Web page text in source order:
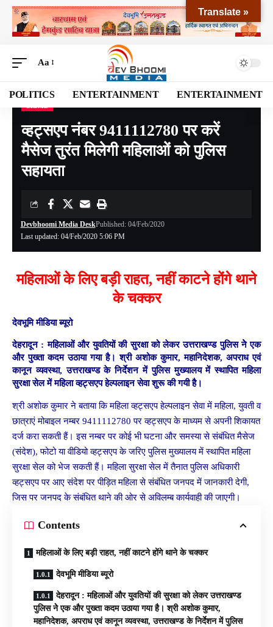
Aa
POLITICS ENTERTAINMENT ENTERTAINMENT
Devbhoomi Media>Blog>CRIME > व्हट्सएप नंबर 9411112780 पर करें मैसेज तुरंत मिलेगी महिलाओं को पुलिस सहायता
व्हट्सएप नंबर 9411112780 पर करें
मैसेज तुरंत मिलेगी महिलाओं को पुलिस
सहायता
Last updated: 04/Feb/2020 5:06 PM
Devbhoomi Media DeskPublished: 04/Feb/2020
महिलाओं के लिए बड़ी राहत, नहीं काटने होंगे थाने
के चक्कर
देवभूमि मीडिया ब्यूरो
देहरादून : महिलाओं और युवतियों की सुरक्षा को लेकर उत्तराखण्ड पुलिस नेे एक
और पुख्ता कदम उठाया गया है। श्री अशोक कुमार, महानिदेशक, अपराध एवं
कानून व्यवस्था, उत्तराखण्ड के निर्देशन में पुलिस मुख्यालय में स्थापित महिला
सुरक्षा सेल में महिला व्हट्सएप हेल्पलाइन सेवा शुरू की गयी है।
श्री अशोक कुमार ने बताया कि महिला व्हट्सएप हेल्पलाइन सेवा में महिला, युवती व
छात्राएं मोबाइल नम्बर 9411112780 पर व्हट्सएप के माध्यम से अपनी शिकायत
दर्ज करा सकती हैं। इस नम्बर पर कोई भी घटना और समस्या से संबंधित मैसेज
(संदेश), फोटो या वीडियो व्हट्सएप के जरिए पुलिस मुख्यालय में स्थापित महिला
सुरक्षा सेल को भेज सकती हैं। महिला सुरक्षा सेल में तैनात पुलिस अधिकारी
व्हट्सएप पर आए संदेश पर पीड़ित महिला से संबंधित जनपद में जानकारी देगी,
जिस पर जनपद के संबंधित थाने की ओर से अविलम्ब कार्यवाही की जाएगी।
Contents
महिलाओं के लिए बड़ी राहत, नहीं काटने होंगे थाने के चक्कर
देवभूमि मीडिया ब्यूरो
देहरादून : महिलाओं और युवतियों की सुरक्षा को लेकर उत्तराखण्ड
पुलिस नेे एक और पुख्ता कदम उठाया गया है। श्री अशोक कुमार,
महानिदेशक, अपराध एवं कानून व्यवस्था, उत्तराखण्ड के निर्देशन में पुलिस
Translate »